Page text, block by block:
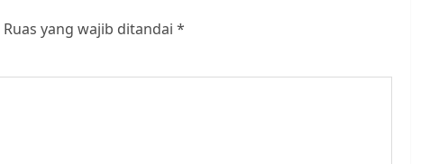
Ruas yang wajib ditandai *